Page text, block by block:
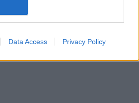
Data Access Privacy Policy